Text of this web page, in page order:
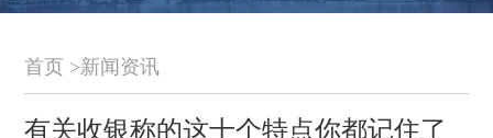
首页 >新闻资讯
有关收银称的这十个特点你都记住了